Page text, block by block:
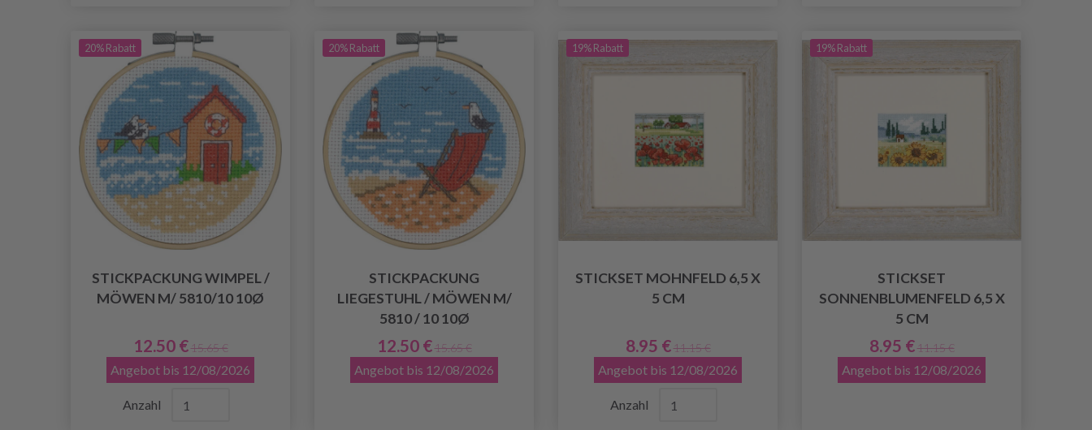
20% Rabatt
STICKPACKUNG WIMPEL /
MÖWEN M/ 5810/10 10Ø
12.50 € 15.65 €
Angebot bis 12/08/2026
Anzahl
20% Rabatt
STICKPACKUNG
LIEGESTUHL / MÖWEN M/
5810 / 10 10Ø
12.50 € 15.65 €
Angebot bis 12/08/2026
19% Rabatt
STICKSET MOHNFELD 6,5 X
5 CM
8.95 € 11.15 €
Angebot bis 12/08/2026
Anzahl
19% Rabatt
STICKSET
SONNENBLUMENFELD 6,5 X
5 CM
8.95 € 11.15 €
Angebot bis 12/08/2026